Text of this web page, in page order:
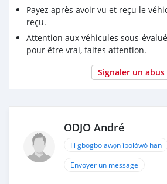
Payez après avoir vu et reçu le
reçu.
Attention aux véhicules sous-
pour être vrai, faites attention.
Signaler un abus
ODJO André
Fi gbogbo awọn ìpolówó han
Envoyer un message